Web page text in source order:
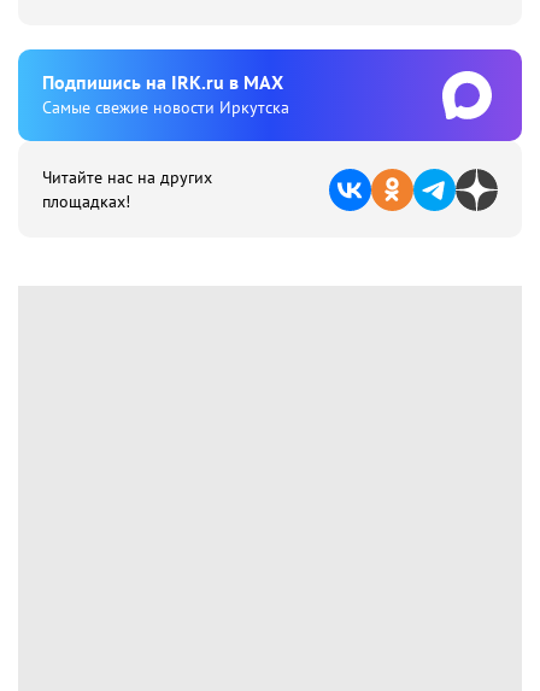
Подпишиcь на IRK.ru в MAX
Cамые свежие новости Иркутска
Читайте нас на других
площадках!